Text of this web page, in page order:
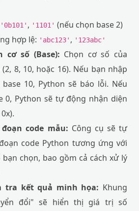
'0b101' , '1101' (nếu chọn base 2)
hợp lệ: 'abc123' , '123abc'
cơ số (Base): Chọn cơ số của
8, 10, hoặc 16). Nếu bạn nhập
base 10, Python sẽ báo lỗi. Nếu
0, Python sẽ tự động nhận diện
code mẫu: Công cụ sẽ tự
code Python tương ứng với
bạn chọn, bao gồm cả cách xử lý
tra kết quả minh họa: Khung
đổi" sẽ hiển thị giá trị số